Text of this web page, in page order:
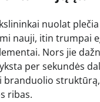
nuolat
nauji, itin trumpai
Nors jie
per sekundės
branduolio
ribas.